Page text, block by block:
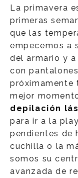
La primavera
primeras
que las
empecemos a
del armario y
con
próximamente
mejor
depilación
para ir a la
pendientes de
cuchilla o la
somos su
avanzada de